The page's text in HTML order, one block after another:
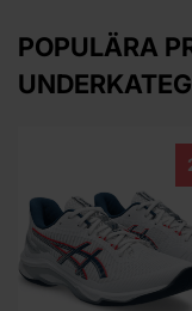
POPULÄRA